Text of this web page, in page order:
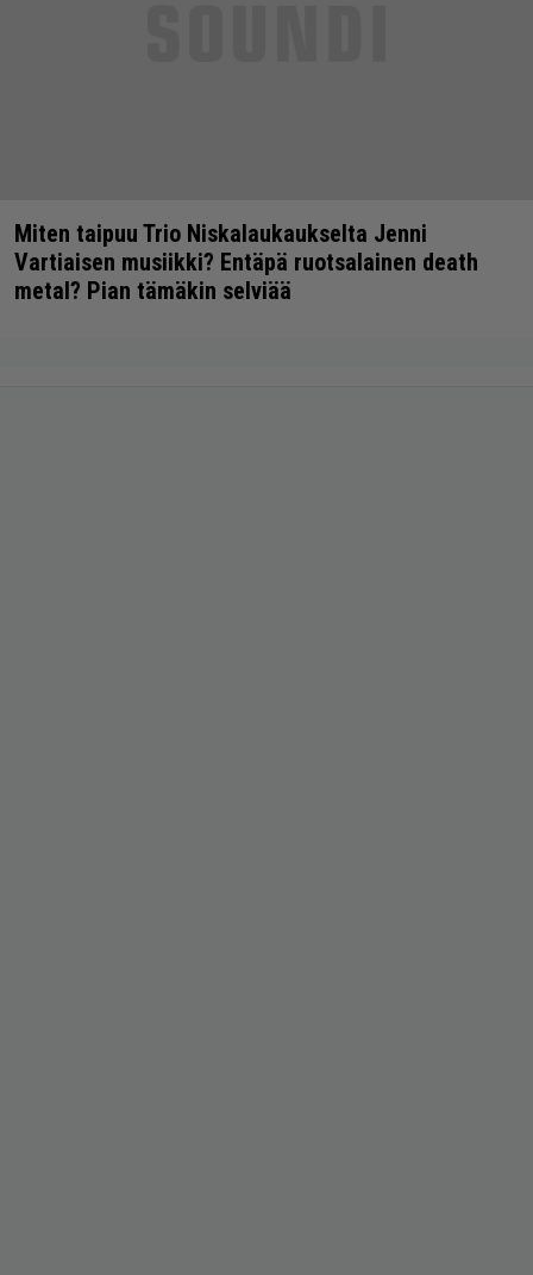
Miten taipuu Trio Niskalaukaukselta Jenni
Vartiaisen musiikki? Entäpä ruotsalainen death
metal? Pian tämäkin selviää